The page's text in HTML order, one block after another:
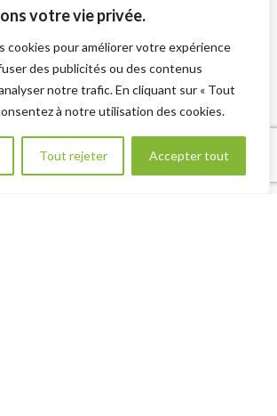
votre vie privée.
cookies pour améliorer votre expérience
des publicités ou des contenus
notre trafic. En cliquant sur « Tout
à notre utilisation des cookies.
Tout rejeter Accepter tout
VOTRE PROJET
Besoin d aide ?